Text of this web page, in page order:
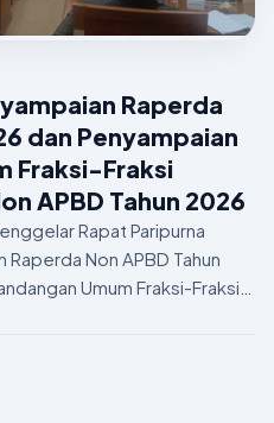
Raperda
dan Penyampaian
Fraksi-Fraksi
APBD Tahun 2026
Rapat Paripurna
Non APBD Tahun
Umum Fraksi-Fraksi
2026 di Ruang Rapat